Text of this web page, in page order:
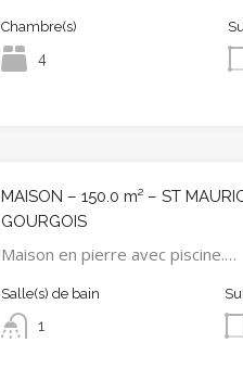
Chambre(s)
4
MAISON – 150.0 m² – ST
GOURGOIS
Maison en pierre avec piscine.…
Salle(s) de bain
1